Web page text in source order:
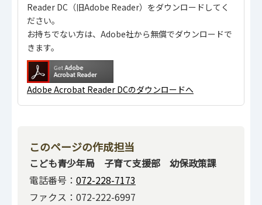
Reader DC（旧Adobe Reader）をダウンロードしてく
ださい。
お持ちでない方は、Adobe社から無償でダウンロードで
きます。
Adobe Acrobat Reader DCのダウンロードへ
このページの作成担当
こども青少年局 子育て支援部 幼保政策課
電話番号： 072-228-7173
ファクス：072-222-6997